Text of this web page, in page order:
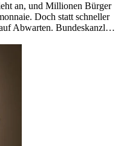
an, und Millionen Bürger
Doch statt schneller
Abwarten. Bundeskanzl…